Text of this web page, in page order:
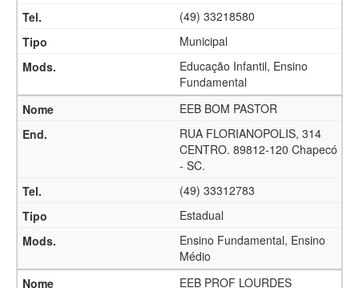
(49) 33218580
Municipal
Educação Infantil, Ensino
Fundamental
EEB BOM PASTOR
RUA FLORIANOPOLIS, 314
CENTRO. 89812-120 Chapecó
- SC.
(49) 33312783
Estadual
Ensino Fundamental, Ensino
Médio
EEB PROF LOURDES